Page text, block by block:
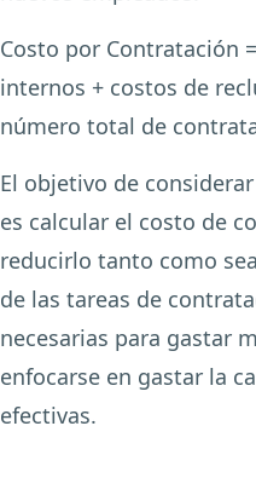
Costo por Contratación
internos + costos de
número total de
El objetivo de
es calcular el costo de
reducirlo tanto como
de las tareas de
necesarias para gastar
enfocarse en gastar la
efectivas.